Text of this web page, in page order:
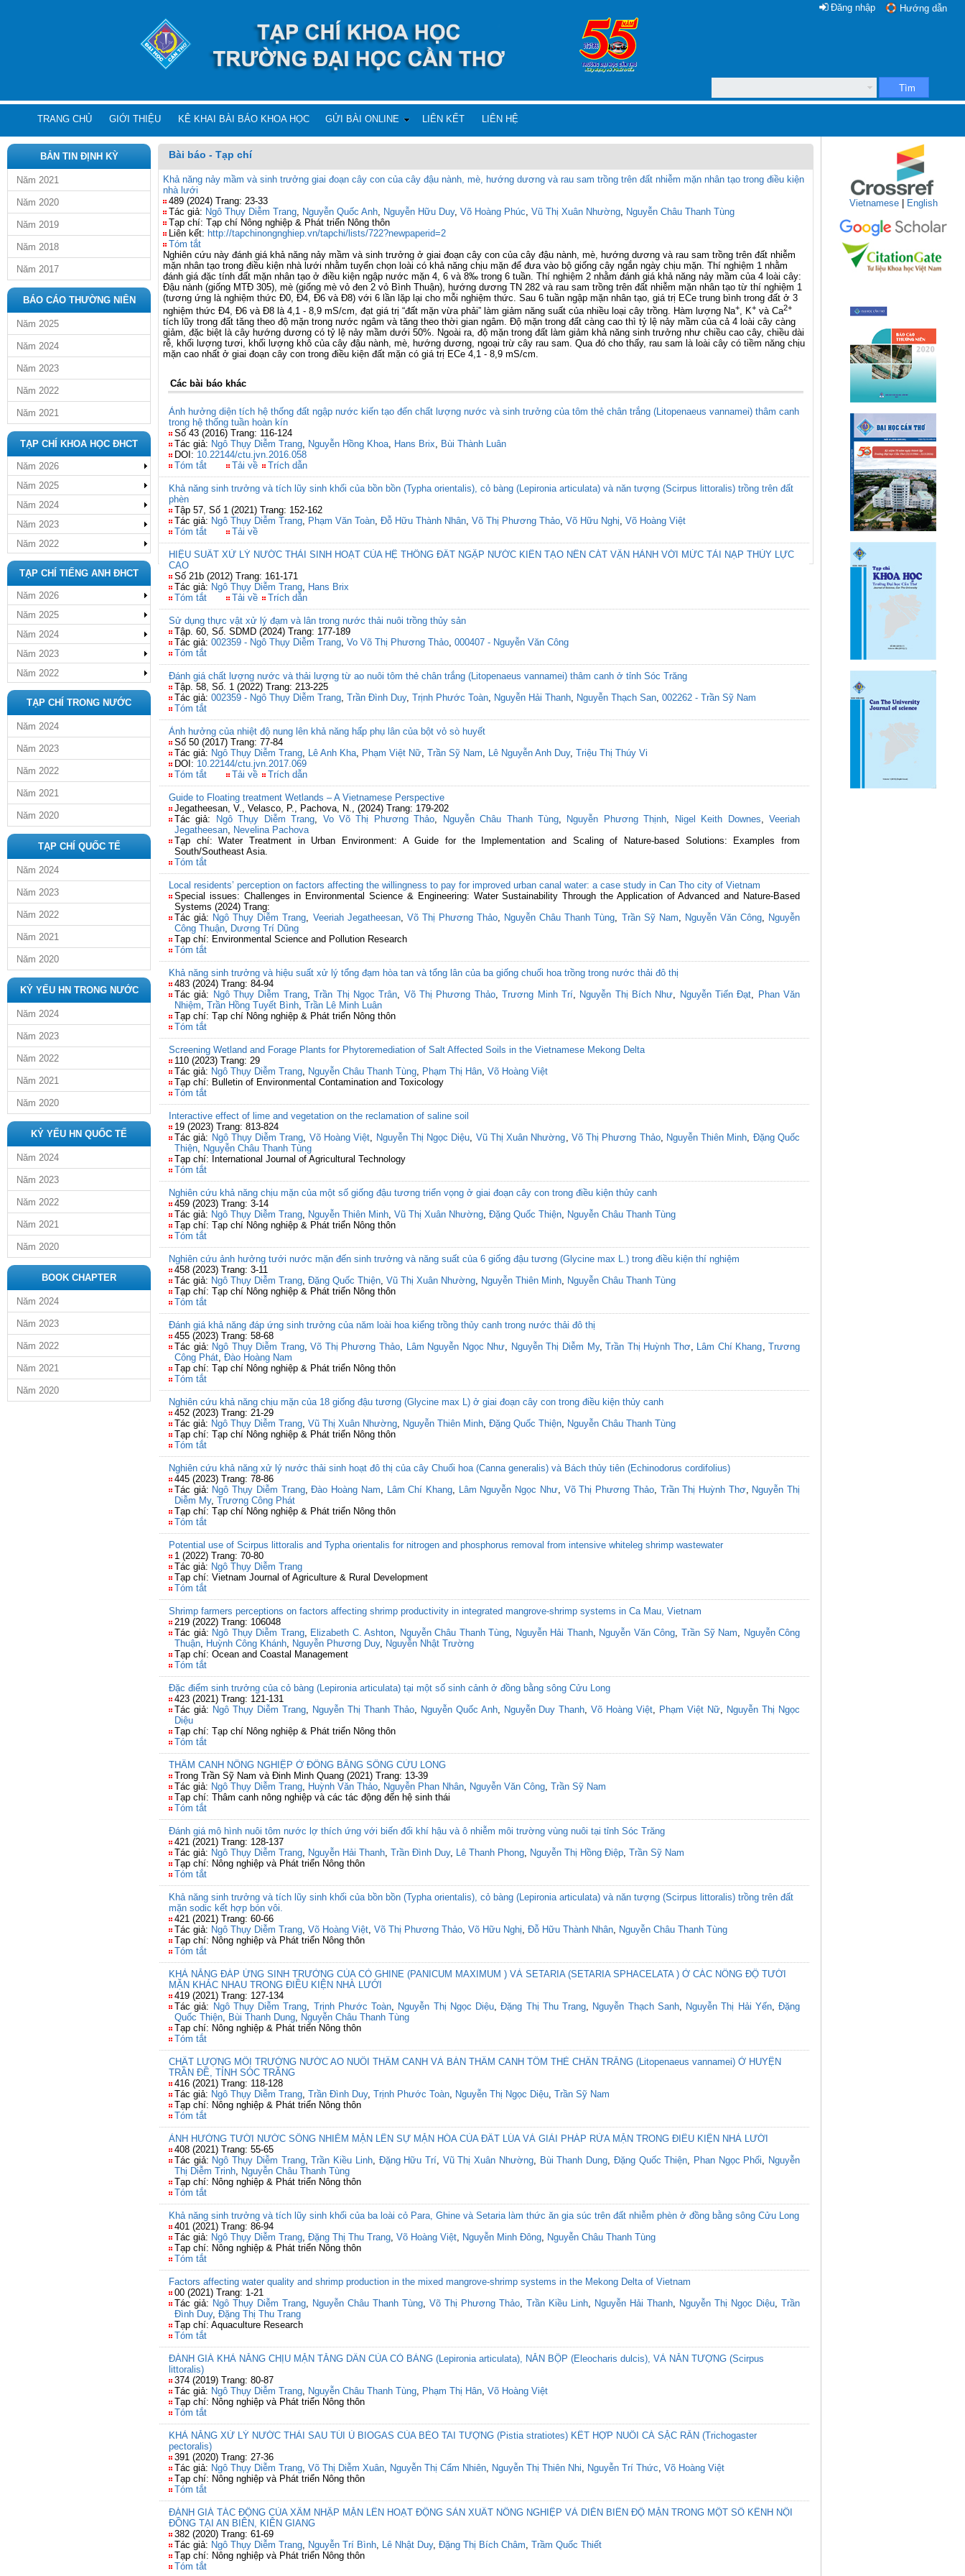
Hướng dẫn
Đăng nhập
Tìm
TRANG CHỦ GIỚI THIỆU KÊ KHAI BÀI BÁO KHOA HỌC GỬI BÀI ONLINE LIÊN KẾT LIÊN HỆ
BẢN TIN ĐỊNH KỲ
Năm 2021
Năm 2020
Năm 2019
Năm 2018
Năm 2017
BÁO CÁO THƯỜNG NIÊN
Năm 2025
Năm 2024
Năm 2023
Năm 2022
Năm 2021
TẠP CHÍ KHOA HỌC ĐHCT
Năm 2026
Năm 2025
Năm 2024
Năm 2023
Năm 2022
TẠP CHÍ TIẾNG ANH ĐHCT
Năm 2026
Năm 2025
Năm 2024
Năm 2023
Năm 2022
TẠP CHÍ TRONG NƯỚC
Năm 2024
Năm 2023
Năm 2022
Năm 2021
Năm 2020
TẠP CHÍ QUỐC TẾ
Năm 2024
Năm 2023
Năm 2022
Năm 2021
Năm 2020
KỶ YẾU HN TRONG NƯỚC
Năm 2024
Năm 2023
Năm 2022
Năm 2021
Năm 2020
KỶ YẾU HN QUỐC TẾ
Năm 2024
Năm 2023
Năm 2022
Năm 2021
Năm 2020
BOOK CHAPTER
Năm 2024
Năm 2023
Năm 2022
Năm 2021
Năm 2020
Bài báo - Tạp chí
Khả năng nảy mầm và sinh trưởng giai đoạn cây con của cây đậu nành, mè, hướng dương và rau sam trồng trên đất nhiễm mặn nhân tạo trong điều kiện
nhà lưới
489 (2024) Trang: 23-33
Tác giả: Ngô Thụy Diễm Trang, Nguyễn Quốc Anh, Nguyễn Hữu Duy, Võ Hoàng Phúc, Vũ Thị Xuân Nhường, Nguyễn Châu Thanh Tùng
Tạp chí: Tạp chí Nông nghiệp & Phát triển Nông thôn
Liên kết: http://tapchinongnghiep.vn/tapchi/lists/722?newpaperid=2
Tóm tắt
Nghiên cứu này đánh giá khả năng nảy mầm và sinh trưởng ở giai đoạn cây con của cây đậu nành, mè, hướng dương và rau sam trồng trên đất nhiễm
mặn nhân tạo trong điều kiện nhà lưới nhằm tuyển chọn loài có khả năng chịu mặn để đưa vào bộ giống cây ngắn ngày chịu mặn. Thí nghiệm 1 nhằm
đánh giá đặc tính đất mặn nhân tạo ở điều kiện ngập nước mặn 4, 6 và 8‰ trong 6 tuần. Thí nghiệm 2 nhằm đánh giá khả năng nảy mầm của 4 loài cây:
Đậu nành (giống MTĐ 305), mè (giống mè vỏ đen 2 vỏ Bình Thuận), hướng dương TN 282 và rau sam trồng trên đất nhiễm mặn nhân tạo từ thí nghiệm 1
(tương ứng là nghiệm thức Đ0, Đ4, Đ6 và Đ8) với 6 lần lặp lại cho mỗi nghiệm thức. Sau 6 tuần ngập mặn nhân tạo, giá trị ECe trung bình trong đất ở 3
nghiệm thức Đ4, Đ6 và Đ8 là 4,1 - 8,9 mS/cm, đạt giá trị “đất mặn vừa phải” làm giảm năng suất của nhiều loại cây trồng. Hàm lượng Na+, K+ và Ca2+
tích lũy trong đất tăng theo độ mặn trong nước ngâm và tăng theo thời gian ngâm. Độ mặn trong đất càng cao thì tỷ lệ nảy mầm của cả 4 loài cây càng
giảm, đặc biệt là cây hướng dương có tỷ lệ nảy mầm dưới 50%. Ngoài ra, độ mặn trong đất làm giảm khả năng sinh trưởng như chiều cao cây, chiều dài
rễ, khối lượng tươi, khối lượng khô của cây đậu nành, mè, hướng dương, ngoại trừ cây rau sam. Qua đó cho thấy, rau sam là loài cây có tiềm năng chịu
mặn cao nhất ở giai đoạn cây con trong điều kiện đất mặn có giá trị ECe 4,1 - 8,9 mS/cm.
Các bài báo khác
Ảnh hưởng diện tích hệ thống đất ngập nước kiến tạo đến chất lượng nước và sinh trưởng của tôm thẻ chân trắng (Litopenaeus vannamei) thâm canh
trong hệ thống tuần hoàn kín
Số 43 (2016) Trang: 116-124
Tác giả: Ngô Thụy Diễm Trang, Nguyễn Hồng Khoa, Hans Brix, Bùi Thành Luân
DOI: 10.22144/ctu.jvn.2016.058
Tóm tắt
Tải về Trích dẫn
Khả năng sinh trưởng và tích lũy sinh khối của bồn bồn (Typha orientalis), cỏ bàng (Lepironia articulata) và năn tượng (Scirpus littoralis) trồng trên đất
phèn
Tập 57, Số 1 (2021) Trang: 152-162
Tác giả: Ngô Thụy Diễm Trang, Phạm Văn Toàn, Đỗ Hữu Thành Nhân, Võ Thị Phương Thảo, Võ Hữu Nghị, Võ Hoàng Việt
Tóm tắt
Tải về
HIỆU SUẤT XỬ LÝ NƯỚC THẢI SINH HOẠT CỦA HỆ THỐNG ĐẤT NGẬP NƯỚC KIẾN TẠO NỀN CÁT VẬN HÀNH VỚI MỨC TẢI NẠP THỦY LỰC
CAO
Số 21b (2012) Trang: 161-171
Tác giả: Ngô Thụy Diễm Trang, Hans Brix
Tóm tắt
Tải về Trích dẫn
Sử dụng thực vật xử lý đạm và lân trong nước thải nuôi trồng thủy sản
Tập. 60, Số. SDMD (2024) Trang: 177-189
Tác giả: 002359 - Ngô Thụy Diễm Trang, Vo Võ Thị Phương Thảo, 000407 - Nguyễn Văn Công
Tóm tắt
Đánh giá chất lượng nước và thải lượng từ ao nuôi tôm thẻ chân trắng (Litopenaeus vannamei) thâm canh ở tỉnh Sóc Trăng
Tập. 58, Số. 1 (2022) Trang: 213-225
Tác giả: 002359 - Ngô Thụy Diễm Trang, Trần Đình Duy, Trịnh Phước Toàn, Nguyễn Hải Thanh, Nguyễn Thạch San, 002262 - Trần Sỹ Nam
Tóm tắt
Ảnh hưởng của nhiệt độ nung lên khả năng hấp phụ lân của bột vỏ sò huyết
Số 50 (2017) Trang: 77-84
Tác giả: Ngô Thụy Diễm Trang, Lê Anh Kha, Phạm Việt Nữ, Trần Sỹ Nam, Lê Nguyễn Anh Duy, Triệu Thị Thúy Vi
DOI: 10.22144/ctu.jvn.2017.069
Tóm tắt
Tải về Trích dẫn
Guide to Floating treatment Wetlands – A Vietnamese Perspective
Jegatheesan, V., Velasco, P., Pachova, N., (2024) Trang: 179-202
Tác giả:
Ngô Thụy Diễm Trang, Vo Võ Thị Phương Thảo, Nguyễn Châu Thanh Tùng, Nguyễn Phương Thịnh, Nigel Keith Downes,Veeriah
Jegatheesan, Nevelina Pachova
Tạp chí: Water Treatment in Urban Environment: A Guide for the Implementation and Scaling of Nature-based Solutions: Examples from
South/Southeast Asia.
Tóm tắt
Local residents’ perception on factors affecting the willingness to pay for improved urban canal water: a case study in Can Tho city of Vietnam
Special issues: Challenges in Environmental Science & Engineering: Water Sustainability Through the Application of Advanced and Nature-Based
Systems (2024) Trang:
Tác giả: Ngô Thụy Diễm Trang, Veeriah Jegatheesan, Võ Thị Phương Thảo, Nguyễn Châu Thanh Tùng, Trần Sỹ Nam, Nguyễn Văn Công, Nguyễn
Công Thuận, Dương Trí Dũng
Tạp chí: Environmental Science and Pollution Research
Tóm tắt
Khả năng sinh trưởng và hiệu suất xử lý tổng đạm hòa tan và tổng lân của ba giống chuối hoa trồng trong nước thải đô thị
483 (2024) Trang: 84-94
Tác giả: Ngô Thụy Diễm Trang,Trần Thị Ngọc Trân, Võ Thị Phương Thảo,Trương Minh Trí, Nguyễn Thị Bích Như, Nguyễn Tiến Đạt, Phan Văn
Nhiệm, Trần Hồng Tuyết Bình, Trần Lê Minh Luân
Tạp chí: Tạp chí Nông nghiệp & Phát triển Nông thôn
Tóm tắt
Screening Wetland and Forage Plants for Phytoremediation of Salt Affected Soils in the Vietnamese Mekong Delta
110 (2023) Trang: 29
Tác giả: Ngô Thụy Diễm Trang, Nguyễn Châu Thanh Tùng, Phạm Thị Hân, Võ Hoàng Việt
Tạp chí: Bulletin of Environmental Contamination and Toxicology
Tóm tắt
Interactive effect of lime and vegetation on the reclamation of saline soil
19 (2023) Trang: 813-824
Tác giả: Ngô Thụy Diễm Trang, Võ Hoàng Việt, Nguyễn Thị Ngọc Diệu, Vũ Thị Xuân Nhường, Võ Thị Phương Thảo, Nguyễn Thiên Minh, Đặng Quốc
Thiện, Nguyễn Châu Thanh Tùng
Tạp chí: International Journal of Agricultural Technology
Tóm tắt
Nghiên cứu khả năng chịu mặn của một số giống đậu tương triển vọng ở giai đoạn cây con trong điều kiện thủy canh
459 (2023) Trang: 3-14
Tác giả: Ngô Thụy Diễm Trang, Nguyễn Thiên Minh, Vũ Thị Xuân Nhường, Đặng Quốc Thiện, Nguyễn Châu Thanh Tùng
Tạp chí: Tạp chí Nông nghiệp & Phát triển Nông thôn
Tóm tắt
Nghiên cứu ảnh hưởng tưới nước mặn đến sinh trưởng và năng suất của 6 giống đậu tương (Glycine max L.) trong điều kiện thí nghiệm
458 (2023) Trang: 3-11
Tác giả: Ngô Thụy Diễm Trang, Đặng Quốc Thiện, Vũ Thị Xuân Nhường, Nguyễn Thiên Minh, Nguyễn Châu Thanh Tùng
Tạp chí: Tạp chí Nông nghiệp & Phát triển Nông thôn
Tóm tắt
Đánh giá khả năng đáp ứng sinh trưởng của năm loài hoa kiểng trồng thủy canh trong nước thải đô thị
455 (2023) Trang: 58-68
Tác giả: Ngô Thụy Diễm Trang,Võ Thị Phương Thảo, Lâm Nguyễn Ngọc Như, Nguyễn Thị Diễm My,Trần Thị Huỳnh Thơ, Lâm Chí Khang,Trương
Công Phát, Đào Hoàng Nam
Tạp chí: Tạp chí Nông nghiệp & Phát triển Nông thôn
Tóm tắt
Nghiên cứu khả năng chịu mặn của 18 giống đậu tương (Glycine max L) ở giai đoạn cây con trong điều kiện thủy canh
452 (2023) Trang: 21-29
Tác giả: Ngô Thụy Diễm Trang, Vũ Thị Xuân Nhường, Nguyễn Thiên Minh, Đặng Quốc Thiện, Nguyễn Châu Thanh Tùng
Tạp chí: Tạp chí Nông nghiệp & Phát triển Nông thôn
Tóm tắt
Nghiên cứu khả năng xử lý nước thải sinh hoạt đô thị của cây Chuối hoa (Canna generalis) và Bách thủy tiên (Echinodorus cordifolius)
445 (2023) Trang: 78-86
Tác giả: Ngô Thụy Diễm Trang,Đào Hoàng Nam, Lâm Chí Khang, Lâm Nguyễn Ngọc Như, Võ Thị Phương Thảo, Trần Thị Huỳnh Thơ, Nguyễn Thị
Diễm My, Trương Công Phát
Tạp chí: Tạp chí Nông nghiệp & Phát triển Nông thôn
Tóm tắt
Potential use of Scirpus littoralis and Typha orientalis for nitrogen and phosphorus removal from intensive whiteleg shrimp wastewater
1 (2022) Trang: 70-80
Tác giả: Ngô Thụy Diễm Trang
Tạp chí: Vietnam Journal of Agriculture & Rural Development
Tóm tắt
Shrimp farmers perceptions on factors affecting shrimp productivity in integrated mangrove-shrimp systems in Ca Mau, Vietnam
219 (2022) Trang: 106048
Tác giả: Ngô Thụy Diễm Trang, Elizabeth C. Ashton, Nguyễn Châu Thanh Tùng, Nguyễn Hải Thanh, Nguyễn Văn Công, Trần Sỹ Nam, Nguyễn Công
Thuận, Huỳnh Công Khánh, Nguyễn Phương Duy, Nguyễn Nhật Trường
Tạp chí: Ocean and Coastal Management
Tóm tắt
Đặc điểm sinh trưởng của cỏ bàng (Lepironia articulata) tại một số sinh cảnh ở đồng bằng sông Cửu Long
423 (2021) Trang: 121-131
Tác giả: Ngô Thụy Diễm Trang, Nguyễn Thị Thanh Thảo, Nguyễn Quốc Anh, Nguyễn Duy Thanh,Võ Hoàng Việt, Phạm Việt Nữ, Nguyễn Thị Ngọc
Diệu
Tạp chí: Tạp chí Nông nghiệp & Phát triển Nông thôn
Tóm tắt
THÂM CANH NÔNG NGHIỆP Ở ĐỒNG BẰNG SÔNG CỬU LONG
Trong Trần Sỹ Nam và Đinh Minh Quang (2021) Trang: 13-39
Tác giả: Ngô Thụy Diễm Trang, Huỳnh Văn Thảo, Nguyễn Phan Nhân, Nguyễn Văn Công, Trần Sỹ Nam
Tạp chí: Thâm canh nông nghiệp và các tác động đến hệ sinh thái
Tóm tắt
Đánh giá mô hình nuôi tôm nước lợ thích ứng với biến đổi khí hậu và ô nhiễm môi trường vùng nuôi tại tỉnh Sóc Trăng
421 (2021) Trang: 128-137
Tác giả: Ngô Thụy Diễm Trang, Nguyễn Hải Thanh, Trần Đình Duy, Lê Thanh Phong, Nguyễn Thị Hồng Điệp, Trần Sỹ Nam
Tạp chí: Nông nghiệp và Phát triển Nông thôn
Tóm tắt
Khả năng sinh trưởng và tích lũy sinh khối của bồn bồn (Typha orientalis), cỏ bàng (Lepironia articulata) và năn tượng (Scirpus littoralis) trồng trên đất
mặn sodic kết hợp bón vôi.
421 (2021) Trang: 60-66
Tác giả: Ngô Thụy Diễm Trang, Võ Hoàng Việt, Võ Thị Phương Thảo, Võ Hữu Nghị, Đỗ Hữu Thành Nhân, Nguyễn Châu Thanh Tùng
Tạp chí: Nông nghiệp và Phát triển Nông thôn
Tóm tắt
KHẢ NĂNG ĐÁP ỨNG SINH TRƯỞNG CỦA CỎ GHINE (PANICUM MAXIMUM ) VÀ SETARIA (SETARIA SPHACELATA ) Ở CÁC NỒNG ĐỘ TƯỚI
MẶN KHÁC NHAU TRONG ĐIỀU KIỆN NHÀ LƯỚI
419 (2021) Trang: 127-134
Tác giả: Ngô Thụy Diễm Trang, Trịnh Phước Toàn, Nguyễn Thị Ngọc Diệu,Đặng Thị Thu Trang, Nguyễn Thạch Sanh, Nguyễn Thị Hải Yến, Đặng
Quốc Thiện, Bùi Thanh Dung, Nguyễn Châu Thanh Tùng
Tạp chí: Nông nghiệp & Phát triển Nông thôn
Tóm tắt
CHẤT LƯỢNG MÔI TRƯỜNG NƯỚC AO NUÔI THÂM CANH VÀ BÁN THÂM CANH TÔM THẺ CHÂN TRẮNG (Litopenaeus vannamei) Ở HUYỆN
TRẦN ĐỀ, TỈNH SÓC TRĂNG
416 (2021) Trang: 118-128
Tác giả: Ngô Thụy Diễm Trang, Trần Đình Duy, Trịnh Phước Toàn, Nguyễn Thị Ngọc Diệu, Trần Sỹ Nam
Tạp chí: Nông nghiệp & Phát triển Nông thôn
Tóm tắt
ẢNH HƯỞNG TƯỚI NƯỚC SÔNG NHIỄM MẶN LÊN SỰ MẶN HÓA CỦA ĐẤT LÚA VÀ GIẢI PHÁP RỬA MẶN TRONG ĐIỀU KIỆN NHÀ LƯỚI
408 (2021) Trang: 55-65
Tác giả: Ngô Thụy Diễm Trang,Trần Kiều Linh, Đặng Hữu Trí, Vũ Thị Xuân Nhường, Bùi Thanh Dung, Đặng Quốc Thiện, Phan Ngọc Phối, Nguyễn
Thị Diễm Trinh, Nguyễn Châu Thanh Tùng
Tạp chí: Nông nghiệp & Phát triển Nông thôn
Tóm tắt
Khả năng sinh trưởng và tích lũy sinh khối của ba loài cỏ Para, Ghine và Setaria làm thức ăn gia súc trên đất nhiễm phèn ở đồng bằng sông Cửu Long
401 (2021) Trang: 86-94
Tác giả: Ngô Thụy Diễm Trang, Đặng Thị Thu Trang, Võ Hoàng Việt, Nguyễn Minh Đông, Nguyễn Châu Thanh Tùng
Tạp chí: Nông nghiệp & Phát triển Nông thôn
Tóm tắt
Factors affecting water quality and shrimp production in the mixed mangrove-shrimp systems in the Mekong Delta of Vietnam
00 (2021) Trang: 1-21
Tác giả: Ngô Thụy Diễm Trang, Nguyễn Châu Thanh Tùng, Võ Thị Phương Thảo, Trần Kiều Linh, Nguyễn Hải Thanh, Nguyễn Thị Ngọc Diệu, Trần
Đình Duy, Đặng Thị Thu Trang
Tạp chí: Aquaculture Research
Tóm tắt
ĐÁNH GIÁ KHẢ NĂNG CHỊU MẶN TĂNG DẦN CỦA CỎ BÀNG (Lepironia articulata), NĂN BỘP (Eleocharis dulcis), VÀ NĂN TƯỢNG (Scirpus
littoralis)
374 (2019) Trang: 80-87
Tác giả: Ngô Thụy Diễm Trang, Nguyễn Châu Thanh Tùng, Phạm Thị Hân, Võ Hoàng Việt
Tạp chí: Nông nghiệp và Phát triển Nông thôn
Tóm tắt
KHẢ NĂNG XỬ LÝ NƯỚC THẢI SAU TÚI Ủ BIOGAS CỦA BÈO TAI TƯỢNG (Pistia stratiotes) KẾT HỢP NUÔI CÁ SẶC RẰN (Trichogaster
pectoralis)
391 (2020) Trang: 27-36
Tác giả: Ngô Thụy Diễm Trang, Võ Thị Diễm Xuân, Nguyễn Thị Cẩm Nhiên, Nguyễn Thị Thiên Nhi, Nguyễn Trí Thức, Võ Hoàng Việt
Tạp chí: Nông nghiệp và Phát triển Nông thôn
Tóm tắt
ĐÁNH GIÁ TÁC ĐỘNG CỦA XÂM NHẬP MẶN LÊN HOẠT ĐỘNG SẢN XUẤT NÔNG NGHIỆP VÀ DIỄN BIẾN ĐỘ MẶN TRONG MỘT SỐ KÊNH NỘI
ĐỒNG TẠI AN BIÊN, KIÊN GIANG
382 (2020) Trang: 61-69
Tác giả: Ngô Thụy Diễm Trang, Nguyễn Trí Bình, Lê Nhật Duy, Đặng Thị Bích Châm, Trầm Quốc Thiết
Tạp chí: Nông nghiệp và Phát triển Nông thôn
Tóm tắt
Vietnamese| English